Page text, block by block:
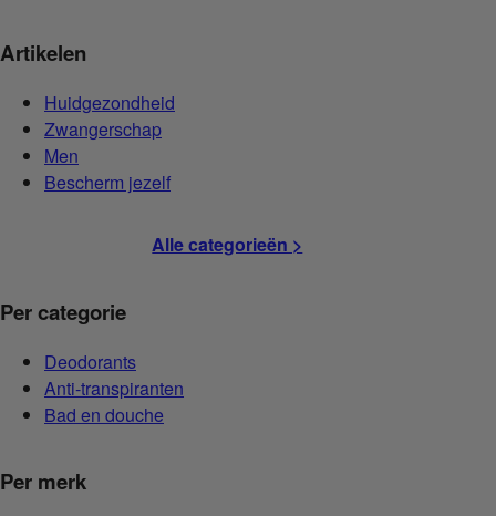
Artikelen
Huidgezondheid
Zwangerschap
Men
Bescherm jezelf
Alle categorieën >
Per categorie
Deodorants
Anti-transpiranten
Bad en douche
Per merk